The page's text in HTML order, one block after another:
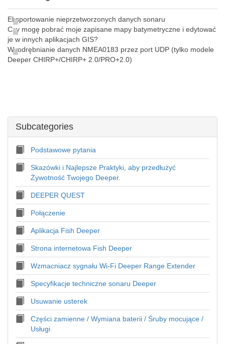
Eksportowanie nieprzetworzonych danych sonaru
Czy mogę pobrać moje zapisane mapy batymetryczne i edytować
je w innych aplikacjach GIS?
Wyodrębnianie danych NMEA0183 przez port UDP (tylko modele
Deeper CHIRP+/CHIRP+ 2.0/PRO+2.0)
Subcategories
Podstawowe pytania
Skazówki i Najlepsze Praktyki, aby przedłużyć
Żywotność Twojego Deeper.
DEEPER QUEST
Połączenie
Aplikacja Fish Deeper
Strona internetowa Fish Deeper
Wzmacniacz sygnału Wi-Fi Deeper Range Extender
Specyfikacje techniczne sonaru Deeper
Usuwanie usterek
Części zamienne / Wymiana baterii / Śruby mocujące /
Usługi